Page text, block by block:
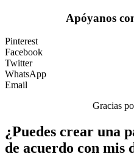
San Valentín y amor
Transporte
Verano y vacaciones
Libros para colorear para niños
Nezaradené
Sin categorizar
Apóyanos
Pinterest
Facebook
Twitter
WhatsApp
Email
Gracias
¿Puedes crear una
de acuerdo con mis